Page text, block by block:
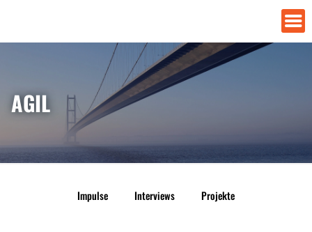
AGIL
Impulse Interviews Projekte